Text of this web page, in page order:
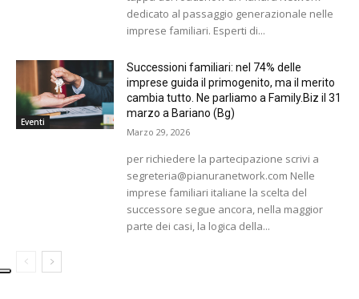
dedicato al passaggio generazionale nelle
imprese familiari. Esperti di...
Eventi
Successioni familiari: nel 74% delle
imprese guida il primogenito, ma il merito
cambia tutto. Ne parliamo a Family.Biz il 31
marzo a Bariano (Bg)
Marzo 29, 2026
per richiedere la partecipazione scrivi a
segreteria@pianuranetwork.com Nelle
imprese familiari italiane la scelta del
successore segue ancora, nella maggior
parte dei casi, la logica della...